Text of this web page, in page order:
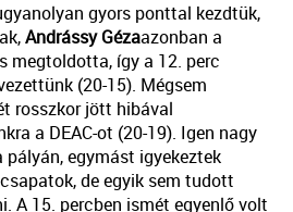
gyors ponttal kezdtük,
Andrássy Gézaazonban a
megtoldotta, így a 12. perc
(20-15). Mégsem
rosszkor jött hibával
a DEAC-ot (20-19). Igen nagy
egymást igyekeztek
de egyik sem tudott
A 15. percben ismét egyenlő volt